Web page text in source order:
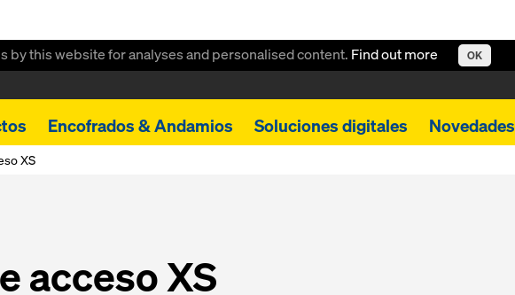
by this website for analyses and personalised content. Find out more OK
Encofrados & Andamios Soluciones digitales Novedades
XS
acceso XS